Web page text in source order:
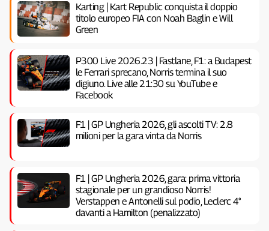
Karting | Kart Republic conquista il doppio
titolo europeo FIA con Noah Baglin e Will
Green
P300 Live 2026.23 | Fastlane, F1: a Budapest
le Ferrari sprecano, Norris termina il suo
digiuno. Live alle 21:30 su YouTube e
Facebook
F1 | GP Ungheria 2026, gli ascolti TV: 2.8
milioni per la gara vinta da Norris
F1 | GP Ungheria 2026, gara: prima vittoria
stagionale per un grandioso Norris!
Verstappen e Antonelli sul podio, Leclerc 4°
davanti a Hamilton (penalizzato)